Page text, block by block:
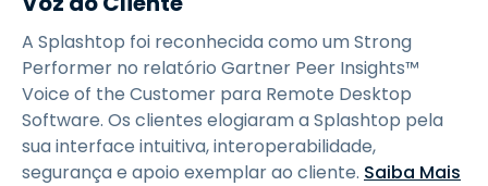
A Splashtop foi reconhecida como um Strong
Performer no relatório Gartner Peer Insights™
Voice of the Customer para Remote Desktop
Software. Os clientes elogiaram a Splashtop pela
sua interface intuitiva, interoperabilidade,
segurança e apoio exemplar ao cliente. Saiba Mais